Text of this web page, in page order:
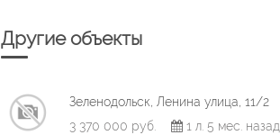
Другие объекты
Зеленодольск, Ленина улица, 11/2
3 370 000 руб.
1 л. 5 мес. назад